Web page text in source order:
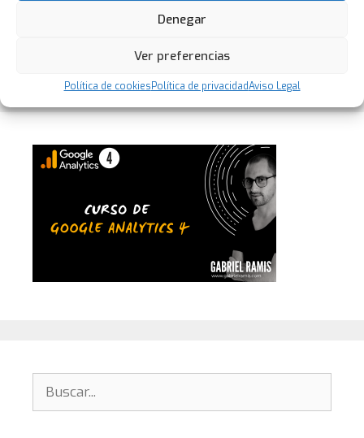
Denegar
Ver preferencias
Política de cookiesPolítica de privacidadAviso Legal
Buscar: